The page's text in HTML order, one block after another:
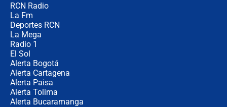
RCN Radio
La Fm
Deportes RCN
La Mega
Radio 1
El Sol
Alerta Bogotá
Alerta Cartagena
Alerta Paisa
Alerta Tolima
Alerta Bucaramanga